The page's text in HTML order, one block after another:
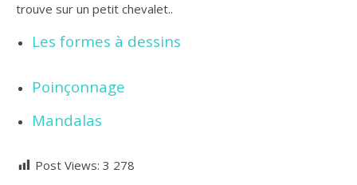
trouve sur un petit chevalet..
Les formes à dessins
Poinçonnage
Mandalas
Post Views: 3 278